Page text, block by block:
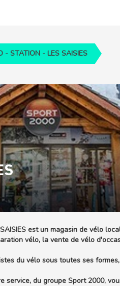
- STATION - LES SAISIES
est un magasin de vélo
vélo, la vente de vélo
du vélo sous toutes ses
service, du groupe Sport 2000,